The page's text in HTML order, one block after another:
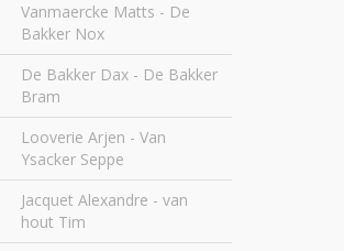
Vanmaercke Matts - De
Bakker Nox
De Bakker Dax - De Bakker
Bram
Looverie Arjen - Van
Ysacker Seppe
Jacquet Alexandre - van
hout Tim